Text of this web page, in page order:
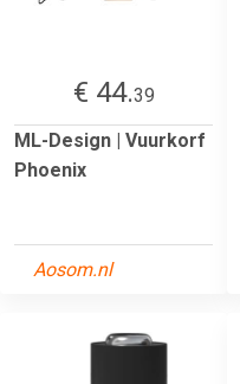
€ 44.39
ML-Design | Vuurkorf
Phoenix
Aosom.nl